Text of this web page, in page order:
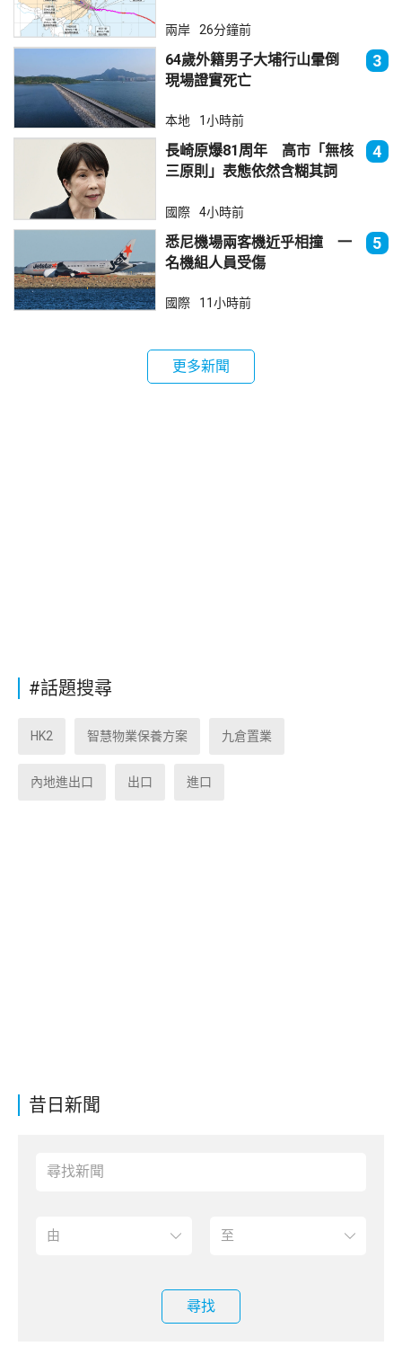
昔日新聞
尋找
兩岸 26分鐘前
64歲外籍男子大埔行山暈倒
現場證實死亡
3
本地 1小時前
長崎原爆81周年 高市「無核
三原則」表態依然含糊其詞
4
國際 4小時前
悉尼機場兩客機近乎相撞 一
名機組人員受傷
5
國際 11小時前
更多新聞
#話題搜尋
HK2 智慧物業保養方案 九倉置業
內地進出口 出口 進口